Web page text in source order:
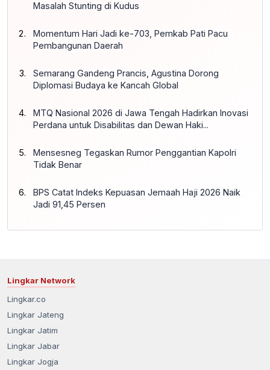
Masalah Stunting di Kudus
Momentum Hari Jadi ke-703, Pemkab Pati Pacu
Pembangunan Daerah
Semarang Gandeng Prancis, Agustina Dorong
Diplomasi Budaya ke Kancah Global
MTQ Nasional 2026 di Jawa Tengah Hadirkan Inovasi
Perdana untuk Disabilitas dan Dewan Haki...
Mensesneg Tegaskan Rumor Penggantian Kapolri
Tidak Benar
BPS Catat Indeks Kepuasan Jemaah Haji 2026 Naik
Jadi 91,45 Persen
Lingkar Network
Lingkar.co
Lingkar Jateng
Lingkar Jatim
Lingkar Jabar
Lingkar Jogja